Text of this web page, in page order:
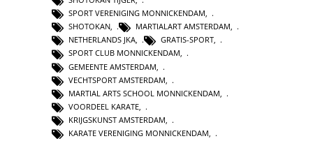
SPORT VERENIGING MONNICKENDAM,
SHOTOKAN, MARTIALART AMSTERDAM,
NETHERLANDS JKA, GRATIS-SPORT,
SPORT CLUB MONNICKENDAM,
GEMEENTE AMSTERDAM
VECHTSPORT AMSTERDAM
MARTIAL ARTS SCHOOL MONNICKENDAM
VOORDEEL KARATE
KRIJGSKUNST AMSTERDAM
KARATE VERENIGING MONNICKENDAM